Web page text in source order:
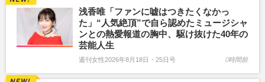
浅香唯「ファンに嘘はつきたくなかっ
た」“人気絶頂”で自ら認めたミュージシャ
ンとの熱愛報道の胸中、駆け抜けた40年の
芸能人生
週刊女性2026年8月18日・25日号 0時間前